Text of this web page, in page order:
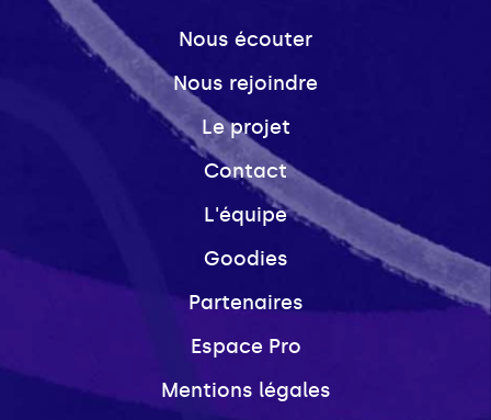
Nous écouter
Nous rejoindre
Le projet
Contact
L'équipe
Goodies
Partenaires
Espace Pro
Mentions légales